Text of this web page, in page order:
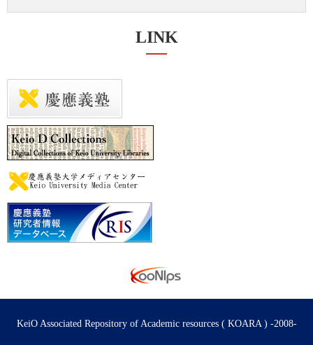
LINK
KeiO Associated Repository of Academic resources ( KOARA ) -2008-